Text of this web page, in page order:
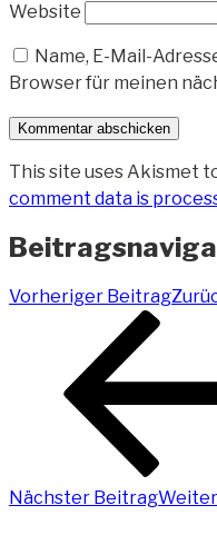
Website
Name, E-Mail-
Browser für meinen
This site uses Akismet
comment data is
Vorheriger Beitrag
Nächster BeitragWeiter